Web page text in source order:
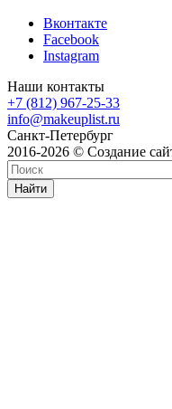
Вконтакте
Facebook
Instagram
Наши контакты
+7 (812) 967-25-33
info@makeuplist.ru
Санкт-Петербург
2016-2026 © Создание
Найти